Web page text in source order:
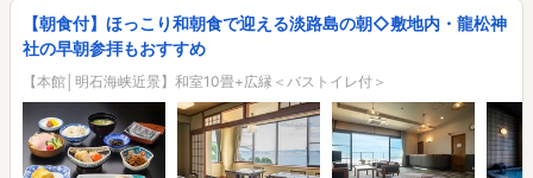
【朝食付】ほっこり和朝食で迎える淡路島の朝◇敷地内・龍松神
社の早朝参拝もおすすめ
【本館│明石海峡近景】和室10畳+広縁＜バストイレ付＞